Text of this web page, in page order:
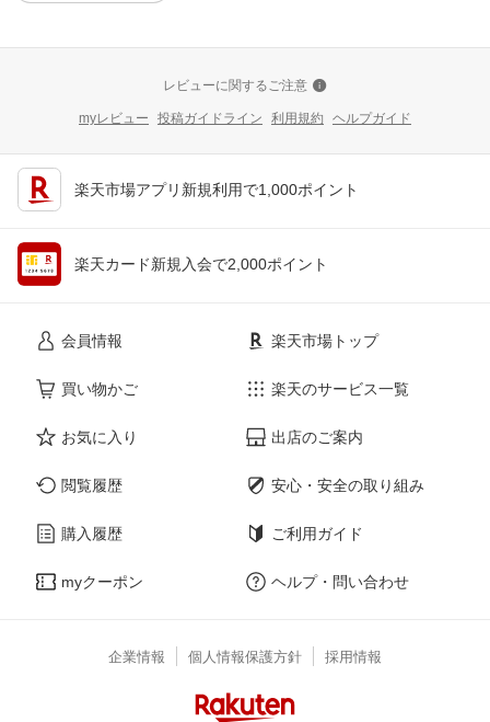
レビューに関するご注意
myレビュー 投稿ガイドライン 利用規約 ヘルプガイド
楽天市場アプリ新規利用で1,000ポイント
楽天カード新規入会で2,000ポイント
会員情報
買い物かご
お気に入り
閲覧履歴
購入履歴
myクーポン
楽天市場トップ
楽天のサービス一覧
出店のご案内
安心・安全の取り組み
ご利用ガイド
ヘルプ・問い合わせ
企業情報 個人情報保護方針 採用情報